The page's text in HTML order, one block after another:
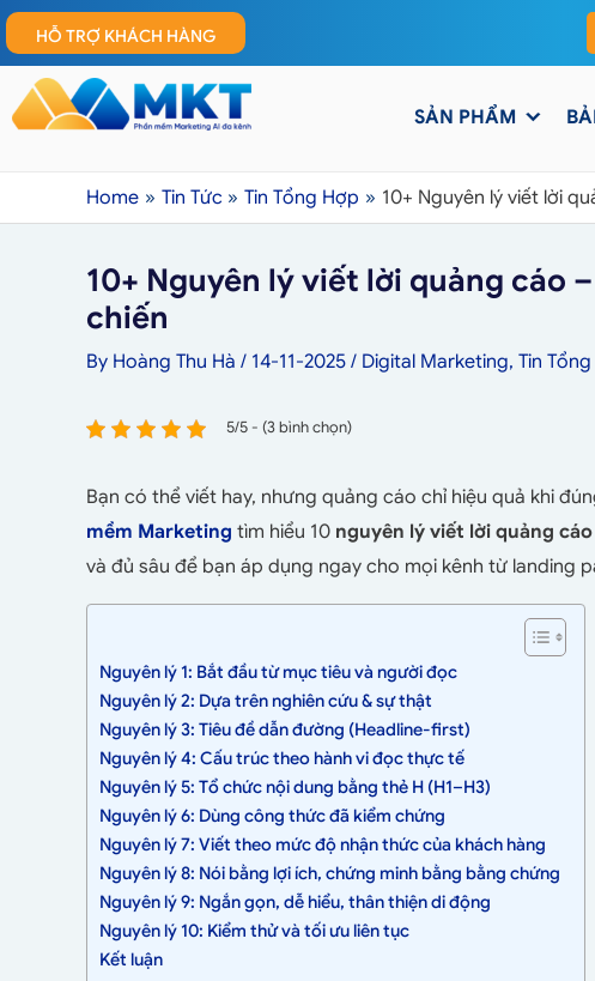
HỖ TRỢ KHÁCH HÀNG
SẢN PHẨM
Home Tin Tức Tin Tổng Hợp 10+ Nguyên lý viết lời
10+ Nguyên lý viết lời quảng cáo
chiến
By Hoàng Thu Hà / 14-11-2025 / Digital Marketing, Tin
5/5 - (3 bình chọn)
Bạn có thể viết hay, nhưng quảng cáo chỉ hiệu quả khi
mềm Marketing tìm hiểu 10 nguyên lý viết lời quảng cáo
và đủ sâu để bạn áp dụng ngay cho mọi kênh từ landing
Nguyên lý 1: Bắt đầu từ mục tiêu và người đọc
Nguyên lý 2: Dựa trên nghiên cứu & sự thật
Nguyên lý 3: Tiêu đề dẫn đường (Headline-first)
Nguyên lý 4: Cấu trúc theo hành vi đọc thực tế
Nguyên lý 5: Tổ chức nội dung bằng thẻ H (H1–H3)
Nguyên lý 6: Dùng công thức đã kiểm chứng
Nguyên lý 7: Viết theo mức độ nhận thức của khách hàng
Nguyên lý 8: Nói bằng lợi ích, chứng minh bằng bằng chứng
Nguyên lý 9: Ngắn gọn, dễ hiểu, thân thiện di động
Nguyên lý 10: Kiểm thử và tối ưu liên tục
Kết luận